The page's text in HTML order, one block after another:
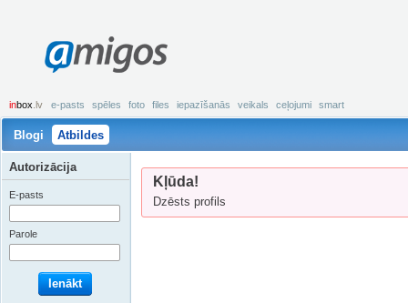
amigos
inbox .lv e-pasts spēles foto files iepazīšanās veikals ceļojumi smart
Blogi Atbildes
Kļūda!
Dzēsts profils
Autorizācija
E-pasts
Parole
Ienākt